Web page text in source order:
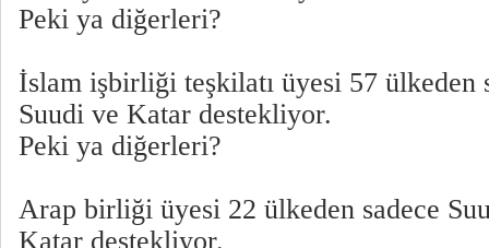
Peki ya diğerleri?
İslam işbirliği teşkilatı üyesi 57 ülkeden
Suudi ve Katar destekliyor.
Peki ya diğerleri?
Arap birliği üyesi 22 ülkeden sadece
Katar destekliyor.